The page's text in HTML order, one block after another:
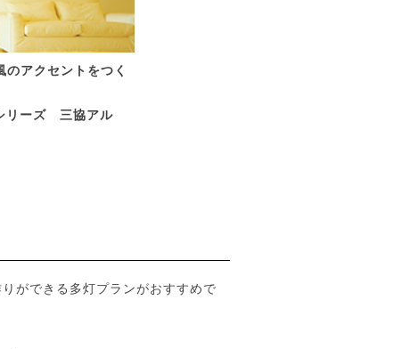
のアクセントをつく
リーズ 三協アル
ができる多灯プランがおすすめで